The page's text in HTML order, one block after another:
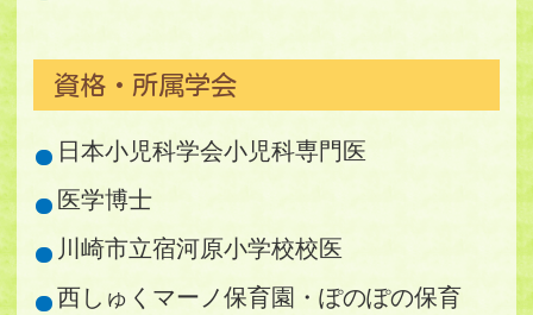
資格・所属学会
日本小児科学会小児科専門医
医学博士
川崎市立宿河原小学校校医
西しゅくマーノ保育園・ぽのぽの保育